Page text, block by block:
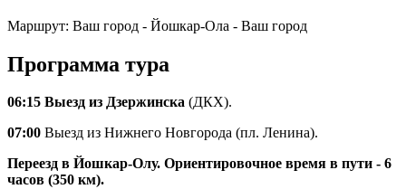
Маршрут: Ваш город - Йошкар-Ола - Ваш город
Программа тура
06:15 Выезд из Дзержинска (ДКХ).
07:00 Выезд из Нижнего Новгорода (пл. Ленина).
Переезд в Йошкар-Олу. Ориентировочное время в пути - 6
часов (350 км).